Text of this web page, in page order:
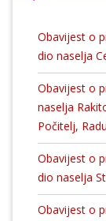
Obavijest o
dio naselja
Obavijest o
naselja
Počitelj,
Obavijest o
dio naselja
Obavijest o